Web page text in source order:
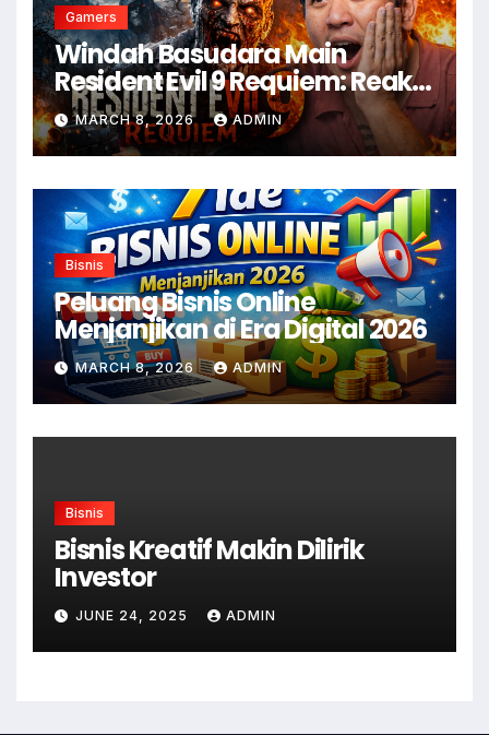
Gamers
Windah Basudara Main
Resident Evil 9 Requiem: Reaksi
Gamer Indonesia Menyambut
Game Horror Terbaru
MARCH 8, 2026 ADMIN
Bisnis
Peluang Bisnis Online
Menjanjikan di Era Digital 2026
MARCH 8, 2026 ADMIN
Bisnis
Bisnis Kreatif Makin Dilirik
Investor
JUNE 24, 2025 ADMIN